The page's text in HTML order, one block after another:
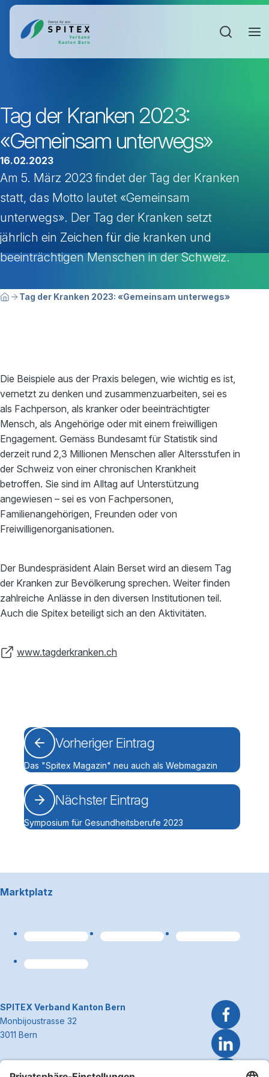
Tag der Kranken 2023:
«Gemeinsam unterwegs»
16.02.2023
Am 5. März 2023 findet der Tag der Kranken
statt, das Motto lautet «Gemeinsam
unterwegs». Der Tag der Kranken setzt
jährlich ein Zeichen für die kranken und
beeinträchtigen Menschen in der Schweiz.
Breadcrumbnavigation
Sie befinden sich hier:
HomeTag der Kranken 2023: «Gemeinsam unterwegs»
Die Beispiele aus der Praxis belegen, wie wichtig es ist,
vernetzt zu denken und zusammenzuarbeiten, sei es
als Fachperson, als kranker oder beeinträchtigter
Mensch, als Angehörige oder mit einem freiwilligen
Engagement. Gemäss Bundesamt für Statistik sind
derzeit rund 2,3 Millionen Menschen aller Altersstufen in
der Schweiz von einer chronischen Krankheit
betroffen. Sie sind im Alltag auf Unterstützung
angewiesen – sei es von Fachpersonen,
Familienangehörigen, Freunden oder von
Freiwilligenorganisationen.
Der Bundespräsident Alain Berset wird an diesem Tag
der Kranken zur Bevölkerung sprechen. Weiter finden
zahlreiche Anlässe in den diversen Institutionen teil.
Auch die Spitex beteiligt sich an den Aktivitäten.
www.tagderkranken.ch
Vorheriger Eintrag
Das "Spitex Magazin" neu auch als Webmagazin
Nächster Eintrag
Symposium für Gesundheitsberufe 2023
Marktplatz
~Kontaktinformationen
SPITEX Verband Kanton Bern
Monbijoustrasse 32
3011 Bern